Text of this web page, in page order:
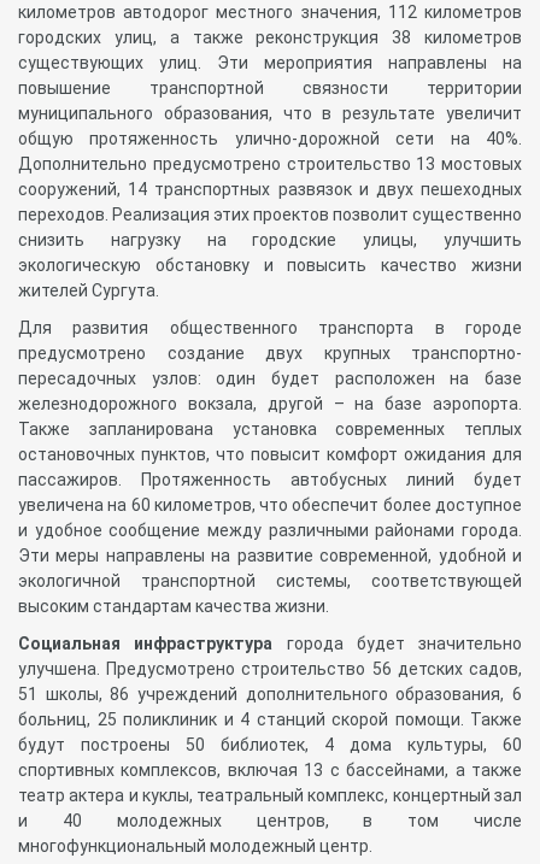
километров автодорог местного значения, 112 километров
городских улиц, а также реконструкция 38 километров
существующих улиц. Эти мероприятия направлены на
повышение транспортной связности территории
муниципального образования, что в результате увеличит
общую протяженность улично-дорожной сети на 40%.
Дополнительно предусмотрено строительство 13 мостовых
сооружений, 14 транспортных развязок и двух пешеходных
переходов. Реализация этих проектов позволит существенно
снизить нагрузку на городские улицы, улучшить
экологическую обстановку и повысить качество жизни
жителей Сургута.
Для развития общественного транспорта в городе
предусмотрено создание двух крупных транспортно-
пересадочных узлов: один будет расположен на базе
железнодорожного вокзала, другой – на базе аэропорта.
Также запланирована установка современных теплых
остановочных пунктов, что повысит комфорт ожидания для
пассажиров. Протяженность автобусных линий будет
увеличена на 60 километров, что обеспечит более доступное
и удобное сообщение между различными районами города.
Эти меры направлены на развитие современной, удобной и
экологичной транспортной системы, соответствующей
высоким стандартам качества жизни.
Социальная инфраструктура города будет значительно
улучшена. Предусмотрено строительство 56 детских садов,
51 школы, 86 учреждений дополнительного образования, 6
больниц, 25 поликлиник и 4 станций скорой помощи. Также
будут построены 50 библиотек, 4 дома культуры, 60
спортивных комплексов, включая 13 с бассейнами, а также
театр актера и куклы, театральный комплекс, концертный зал
и 40 молодежных центров, в том числе
многофункциональный молодежный центр.